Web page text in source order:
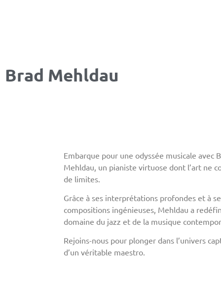
Brad Mehldau
Embarque pour une odyssée musicale avec
Mehldau, un pianiste virtuose dont l’art ne
de limites.
Grâce à ses interprétations profondes et à
compositions ingénieuses, Mehldau a
domaine du jazz et de la musique
Rejoins-nous pour plonger dans l’univers
d’un véritable maestro.